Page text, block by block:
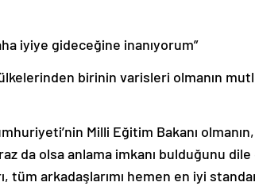
iyiye gideceğine inanıyorum”
birinin varisleri olmanın
Milli Eğitim Bakanı
da olsa anlama imkanı bulduğunu
tüm arkadaşlarımı hemen en iyi